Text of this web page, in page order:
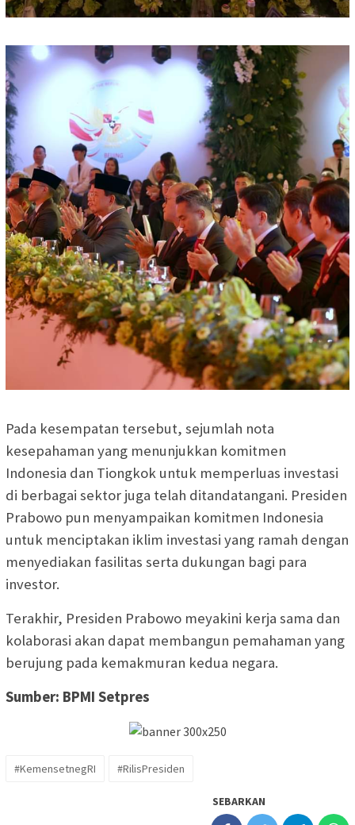
Pada kesempatan tersebut, sejumlah nota
kesepahaman yang menunjukkan komitmen
Indonesia dan Tiongkok untuk memperluas investasi
di berbagai sektor juga telah ditandatangani. Presiden
Prabowo pun menyampaikan komitmen Indonesia
untuk menciptakan iklim investasi yang ramah dengan
menyediakan fasilitas serta dukungan bagi para
investor.
Terakhir, Presiden Prabowo meyakini kerja sama dan
kolaborasi akan dapat membangun pemahaman yang
berujung pada kemakmuran kedua negara.
Sumber: BPMI Setpres
#KemensetnegRI #RilisPresiden
SEBARKAN